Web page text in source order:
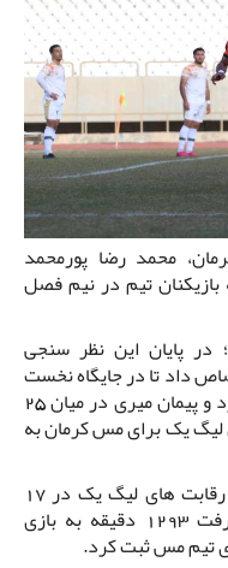
محمد رضا پورمحمد
بازیکنان تیم در نیم فصل
پایان این نظر سنجی
اختصاص داد تا در جایگاه نخست
قرار بگیرد و پس از او حمید طاهری فرد و پیمان میری در میان 25
لیگ یک برای مس کرمان به
محمد رضا پورمحمد در نیم فصل اول رقابت های لیگ یک در 17
بازی که برای مس کرمان به میدان رفت 1293 دقیقه به بازی